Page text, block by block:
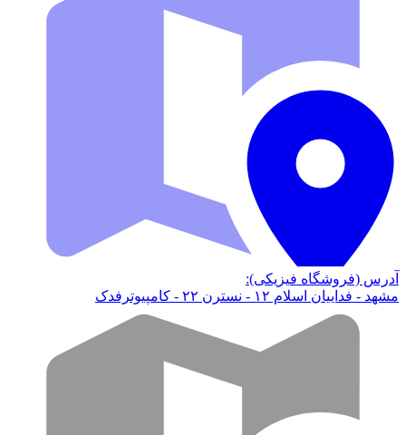
آدرس (فروشگاه فیزیکی):
مشهد - فداییان اسلام ۱۲ - نسترن ۲۲ - کامپیوترفدک